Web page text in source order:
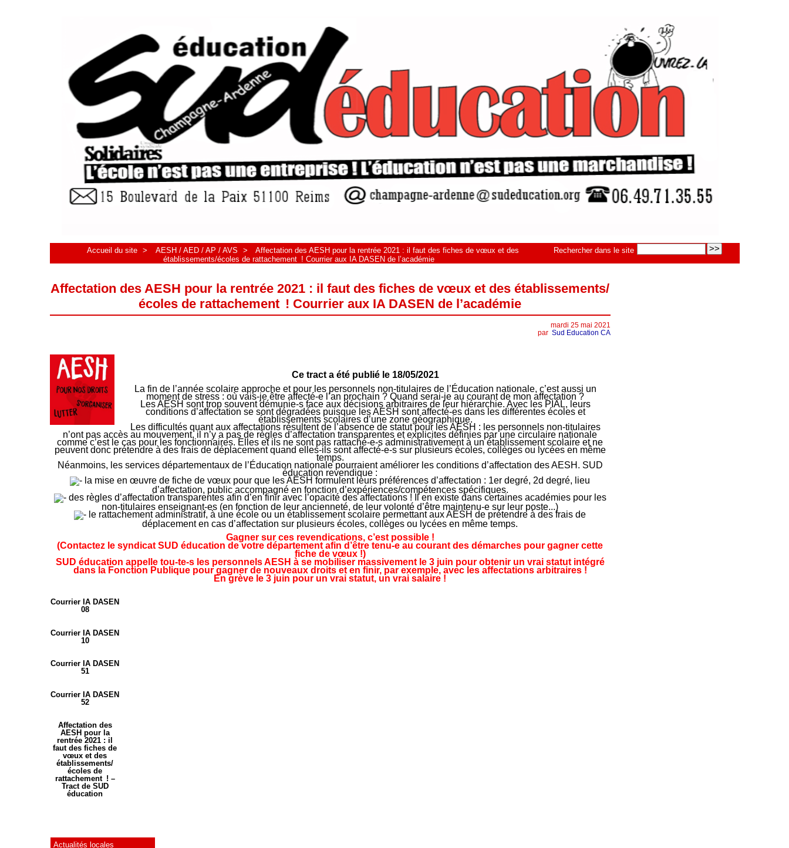
Rechercher dans le site
Accueil du site > AESH / AED / AP / AVS >
Affectation des AESH pour la rentrée 2021 : il faut des fiches de vœux et des
établissements/écoles de rattachement ! Courrier aux IA DASEN de l’académie
Affectation des AESH pour la rentrée 2021 : il faut des fiches de vœux et des établissements/
écoles de rattachement ! Courrier aux IA DASEN de l’académie
mardi 25 mai 2021
par Sud Education CA
Ce tract a été publié le 18/05/2021
La fin de l’année scolaire approche et pour les personnels non-titulaires de l’Éducation nationale, c’est aussi un
moment de stress : où vais-je être affecté-e l’an prochain ? Quand serai-je au courant de mon affectation ?
Les AESH sont trop souvent démunie-s face aux décisions arbitraires de leur hiérarchie. Avec les PIAL, leurs
conditions d’affectation se sont dégradées puisque les AESH sont affecté-es dans les différentes écoles et
établissements scolaires d’une zone géographique.
Les difficultés quant aux affectations résultent de l’absence de statut pour les AESH : les personnels non-titulaires
n’ont pas accès au mouvement, il n’y a pas de règles d’affectation transparentes et explicites définies par une circulaire nationale
comme c’est le cas pour les fonctionnaires. Elles et ils ne sont pas rattaché-e-s administrativement à un établissement scolaire et ne
peuvent donc prétendre à des frais de déplacement quand elles-ils sont affecté-e-s sur plusieurs écoles, collèges ou lycées en même
temps.
Néanmoins, les services départementaux de l’Éducation nationale pourraient améliorer les conditions d’affectation des AESH. SUD
éducation revendique :
la mise en œuvre de fiche de vœux pour que les AESH formulent leurs préférences d’affectation : 1er degré, 2d degré, lieu
d’affectation, public accompagné en fonction d’expériences/compétences spécifiques.
des règles d’affectation transparentes afin d’en finir avec l’opacité des affectations ! Il en existe dans certaines académies pour les
non-titulaires enseignant-es (en fonction de leur ancienneté, de leur volonté d’être maintenu-e sur leur poste...)
le rattachement administratif, à une école ou un établissement scolaire permettant aux AESH de prétendre à des frais de
déplacement en cas d’affectation sur plusieurs écoles, collèges ou lycées en même temps.
Gagner sur ces revendications, c’est possible !
(Contactez le syndicat SUD éducation de votre département afin d’être tenu-e au courant des démarches pour gagner cette
fiche de vœux !)
SUD éducation appelle tou-te-s les personnels AESH à se mobiliser massivement le 3 juin pour obtenir un vrai statut intégré
dans la Fonction Publique pour gagner de nouveaux droits et en finir, par exemple, avec les affectations arbitraires !
En grève le 3 juin pour un vrai statut, un vrai salaire !
Courrier IA DASEN
08
Courrier IA DASEN
10
Courrier IA DASEN
51
Courrier IA DASEN
52
Affectation des
AESH pour la
rentrée 2021 : il
faut des fiches de
vœux et des
établissements/
écoles de
rattachement ! –
Tract de SUD
éducation
Actualités locales